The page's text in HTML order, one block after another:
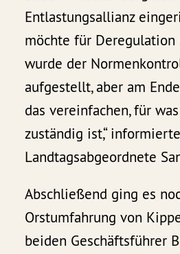
Entlastungsallianz
möchte für Deregulation
wurde der
aufgestellt, aber am
das vereinfachen, für
zuständig ist,“
Landtagsabgeordnete
Abschließend ging es
Orstumfahrung von
beiden Geschäftsführer